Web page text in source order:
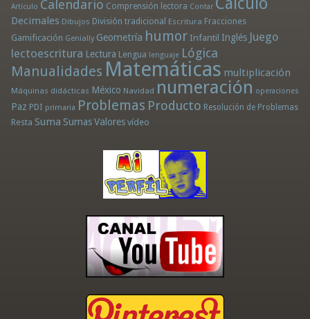
Artículo Calendario Comprensión lectora Contar
Decimales Dibujos División tradicional Escritura Fracciones
Gamificación Genially Geometría humor Infantil Inglés Juego
lectoescritura Lectura Lengua lenguaje Lógica
Manualidades Matemáticas multiplicación
Máquinas didácticas México Navidad numeración operaciones
Paz PDI primaria Problemas Producto Resolución de Problemas
Resta Suma Sumas Valores vídeo